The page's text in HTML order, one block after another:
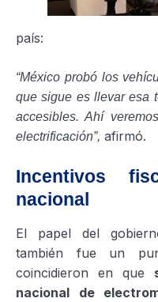
país:
“México probó los
que sigue es llevar esa
accesibles. Ahí
electrificación”, afirmó.
Incentivos
nacional
El papel del
también fue un
coincidieron en que
nacional de